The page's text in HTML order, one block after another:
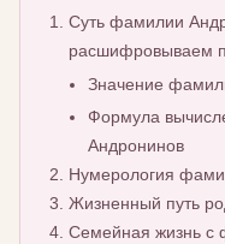
Суть фамилии
расшифровываем
Значение
Формула
Андронинов
Нумерология
Жизненный путь
Семейная жизнь с